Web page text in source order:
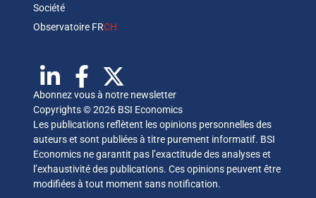
Société
Observatoire FRCH
Abonnez vous à notre newsletter
Copyrights © 2026 BSI Economics
Les publications reflètent les opinions personnelles des
auteurs et sont publiées à titre purement informatif. BSI
Economics ne garantit pas l’exactitude des analyses et
l’exhaustivité des publications. Ces opinions peuvent être
modifiées à tout moment sans notification.